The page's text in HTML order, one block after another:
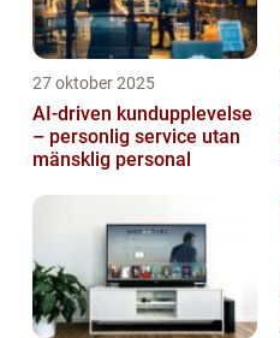
27 oktober 2025
AI-driven kundupplevelse
– personlig service utan
mänsklig personal